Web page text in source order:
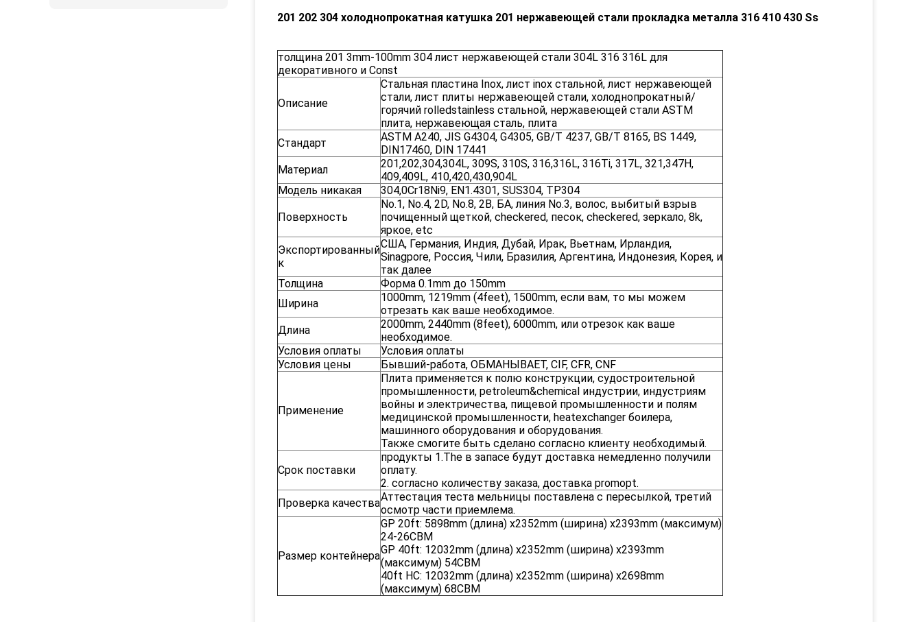
201 202 304 холоднопрокатная катушка 201 нержавеющей стали прокладка металла 316 410 430 Ss
толщина 201 3mm-100mm 304 лист нержавеющей стали 304L 316 316L для
декоративного и Const
Описание
Стальная пластина Inox, лист inox стальной, лист нержавеющей
стали, лист плиты нержавеющей стали, холоднопрокатный/
горячий rolledstainless стальной, нержавеющей стали ASTM
плита, нержавеющая сталь, плита
Стандарт
ASTM A240, JIS G4304, G4305, GB/T 4237, GB/T 8165, BS 1449,
DIN17460, DIN 17441
Материал
201,202,304,304L, 309S, 310S, 316,316L, 316Ti, 317L, 321,347H,
409,409L, 410,420,430,904L
Модель никакая
304,0Cr18Ni9, EN1.4301, SUS304, TP304
Поверхность
No.1, No.4, 2D, No.8, 2B, БА, линия No.3, волос, выбитый взрыв
почищенный щеткой, checkered, песок, checkered, зеркало, 8k,
яркое, etc
Экспортированный
к
США, Германия, Индия, Дубай, Ирак, Вьетнам, Ирландия,
Sinagpore, Россия, Чили, Бразилия, Аргентина, Индонезия, Корея, и
так далее
Толщина
Форма 0.1mm до 150mm
Ширина
1000mm, 1219mm (4feet), 1500mm, если вам, то мы можем
отрезать как ваше необходимое.
Длина
2000mm, 2440mm (8feet), 6000mm, или отрезок как ваше
необходимое.
Условия оплаты
Условия оплаты
Условия цены
Бывший-работа, ОБМАНЫВАЕТ, CIF, CFR, CNF
Применение
Плита применяется к полю конструкции, судостроительной
промышленности, petroleum&chemical индустрии, индустриям
войны и электричества, пищевой промышленности и полям
медицинской промышленности, heatexchanger боилера,
машинного оборудования и оборудования.
Также смогите быть сделано согласно клиенту необходимый.
Срок поставки
продукты 1.The в запасе будут доставка немедленно получили
оплату.
2. согласно количеству заказа, доставка promopt.
Проверка качестваАттестация теста мельницы поставлена с пересылкой, третий
осмотр части приемлема.
Размер контейнера
GP 20ft: 5898mm (длина) x2352mm (ширина) x2393mm (максимум)
24-26CBM
GP 40ft: 12032mm (длина) x2352mm (ширина) x2393mm
(максимум) 54CBM
40ft HC: 12032mm (длина) x2352mm (ширина) x2698mm
(максимум) 68CBM